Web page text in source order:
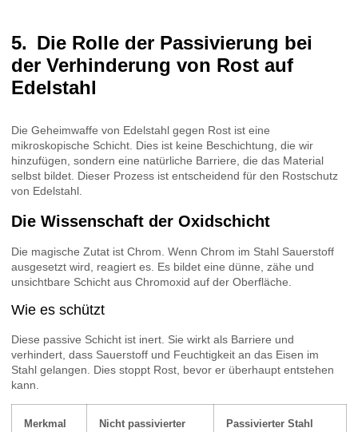
Die Rolle der Passivierung bei
der Verhinderung von Rost auf
Edelstahl
Die Geheimwaffe von Edelstahl gegen Rost ist eine
mikroskopische Schicht. Dies ist keine Beschichtung, die wir
hinzufügen, sondern eine natürliche Barriere, die das Material
selbst bildet. Dieser Prozess ist entscheidend für den Rostschutz
von Edelstahl.
Die Wissenschaft der Oxidschicht
Die magische Zutat ist Chrom. Wenn Chrom im Stahl Sauerstoff
ausgesetzt wird, reagiert es. Es bildet eine dünne, zähe und
unsichtbare Schicht aus Chromoxid auf der Oberfläche.
Wie es schützt
Diese passive Schicht ist inert. Sie wirkt als Barriere und
verhindert, dass Sauerstoff und Feuchtigkeit an das Eisen im
Stahl gelangen. Dies stoppt Rost, bevor er überhaupt entstehen
kann.
Merkmal
Nicht passivierter
Passivierter Stahl